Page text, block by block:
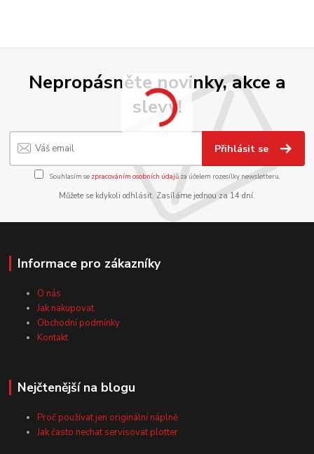
Nepropásněte novinky, akce a
slevy!
Přihlásit se
Souhlasím se zpracováním osobních údajůza účelem rozesílky newsletteru.
Můžete se kdykoli odhlásit. Zasíláme jednou za 14 dní.
Informace pro zákazníky
O nás
Jak nakupovat
Obchodní podmínky
Kontakt
Nejčtenější na blogu
Proč používat jen originální náplně
Jak často nechat servisovat plotter